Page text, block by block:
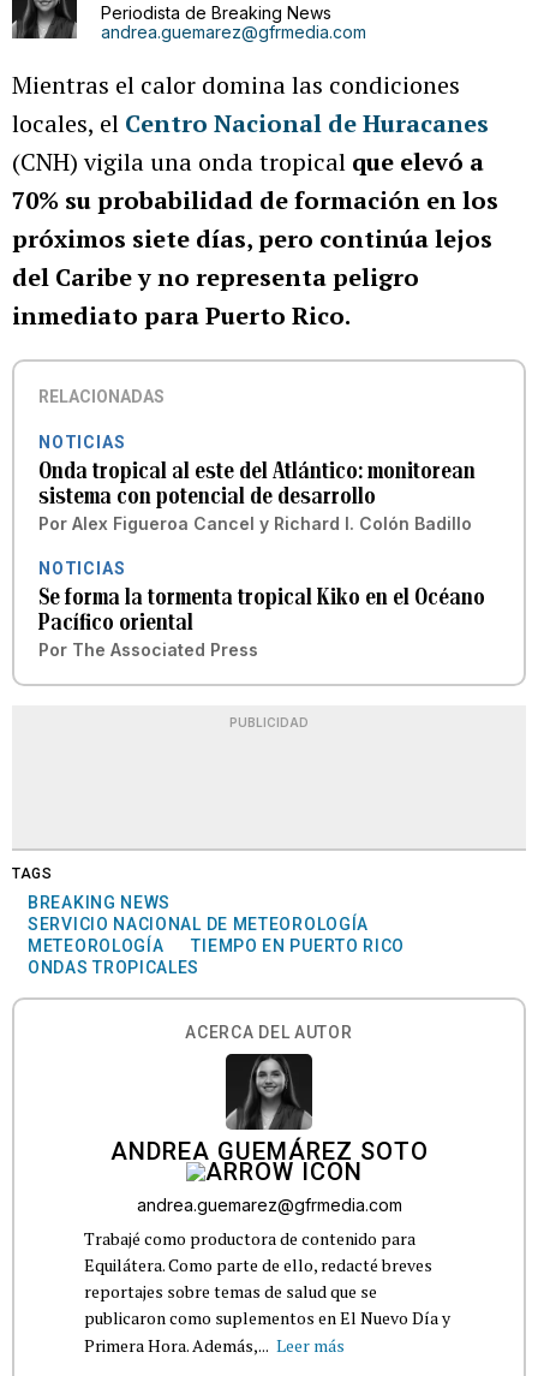
Periodista de Breaking News
andrea.guemarez@gfrmedia.com
Mientras el calor domina las condiciones
locales, el Centro Nacional de Huracanes
(CNH) vigila una onda tropical que elevó a
70% su probabilidad de formación en los
próximos siete días, pero continúa lejos
del Caribe yno representa peligro
inmediato para Puerto Rico.
RELACIONADAS
NOTICIAS
Onda tropical al este del Atlántico: monitorean
sistema con potencial de desarrollo
Por Alex Figueroa Cancel y Richard I. Colón Badillo
NOTICIAS
Se forma la tormenta tropical Kiko en el Océano
Pacífico oriental
Por The Associated Press
PUBLICIDAD
TAGS
BREAKING NEWS
SERVICIO NACIONAL DE METEOROLOGÍA
METEOROLOGÍA
TIEMPO EN PUERTO RICO
ONDAS TROPICALES
ACERCA DEL AUTOR
ANDREA GUEMÁREZ SOTO
andrea.guemarez@gfrmedia.com
Trabajé como productora de contenido para
Equilátera. Como parte de ello, redacté breves
reportajes sobre temas de salud que se
publicaron como suplementos en El Nuevo Día y
Primera Hora. Además,... Leer más